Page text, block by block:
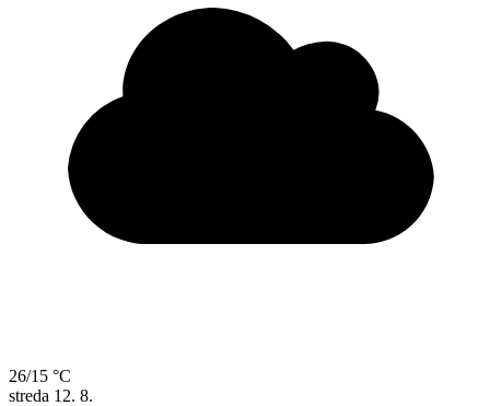
26/15 °C
streda 12. 8.